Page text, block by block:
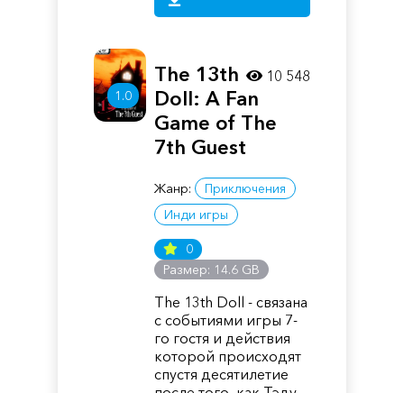
1.0
The 13th
Doll: A Fan
Game of The
7th Guest
Жанр:
Приключения
Инди игры
0
Размер: 14.6 GB
The 13th Doll - связана
с событиями игры 7-
го гостя и действия
которой происходят
спустя десятилетие
10 548